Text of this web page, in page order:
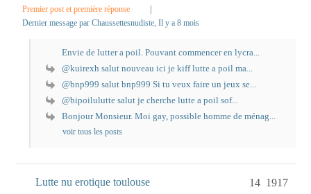
Premier post et première réponse
Dernier message par Chaussettesnudiste, Il y a 8 mois
Envie de lutter a poil. Pouvant commencer en lycra...
@kuirexh salut nouveau ici je kiff lutte a poil ma...
@bnp999 salut bnp999 Si tu veux faire un jeux se...
@bipoilulutte salut je cherche lutte a poil sof...
Bonjour Monsieur. Moi gay, possible homme de ménag...
voir tous les posts
Lutte nu erotique toulouse 1917
14